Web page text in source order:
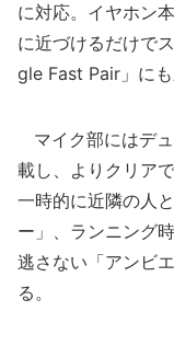
に対応。イヤホン
に近づけるだけで
gle Fast Pair」にも
マイク部にはデ
載し、よりクリア
一時的に近隣の人
ー」、ランニング
逃さない「アンビ
る。